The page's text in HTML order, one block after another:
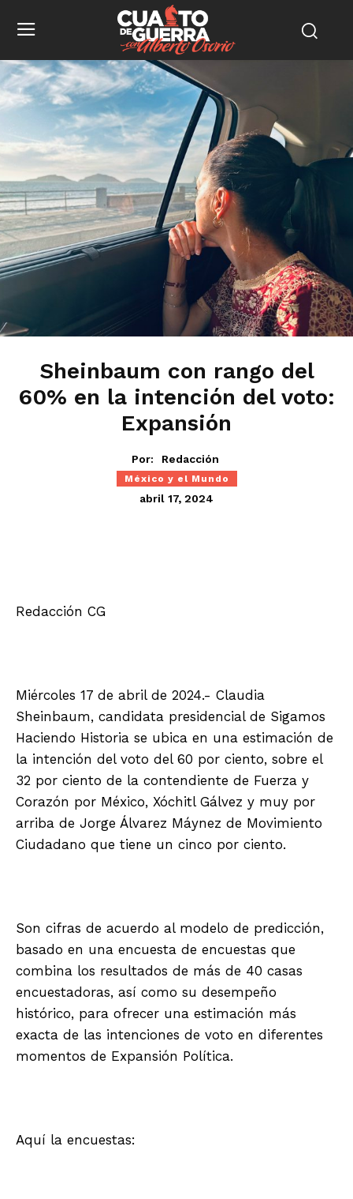
Sheinbaum con rango del
60% en la intención del voto:
Expansión
Por: Redacción
México y el Mundo
abril 17, 2024
Redacción CG
Miércoles 17 de abril de 2024.- Claudia
Sheinbaum, candidata presidencial de Sigamos
Haciendo Historia se ubica en una estimación de
la intención del voto del 60 por ciento, sobre el
32 por ciento de la contendiente de Fuerza y
Corazón por México, Xóchitl Gálvez y muy por
arriba de Jorge Álvarez Máynez de Movimiento
Ciudadano que tiene un cinco por ciento.
Son cifras de acuerdo al modelo de predicción,
basado en una encuesta de encuestas que
combina los resultados de más de 40 casas
encuestadoras, así como su desempeño
histórico, para ofrecer una estimación más
exacta de las intenciones de voto en diferentes
momentos de Expansión Política.
Aquí la encuestas: